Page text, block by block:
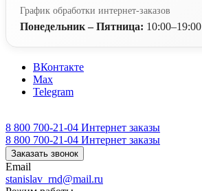
График обработки интернет-заказов
Понедельник – Пятница: 10:00–19:00
ВКонтакте
Max
Telegram
8 800 700-21-04 Интернет заказы
8 800 700-21-04 Интернет заказы
Заказать звонок
Email
stanislav_rnd@mail.ru